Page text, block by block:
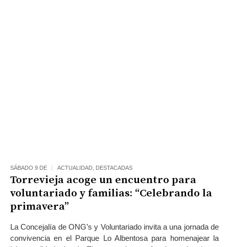
SÁBADO 9 DE ACTUALIDAD DESTACADAS
Torrevieja acoge un encuentro para
voluntariado y familias: “Celebrando la
primavera”
La Concejalía de ONG’s y Voluntariado invita a una jornada de
convivencia en el Parque Lo Albentosa para homenajear la